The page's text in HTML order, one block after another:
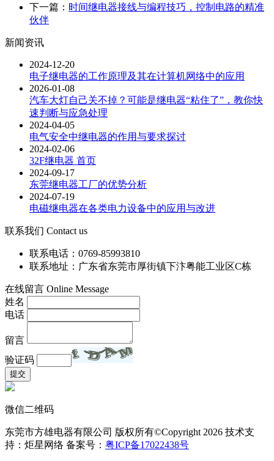
下一篇： 时间继电器接线与编程技巧，控制电路的精准
伙伴
新闻资讯
2024-12-20
电子继电器的工作原理及其在计算机网络中的应用
2026-01-08
汽车大灯自己关不掉？可能是继电器“粘住了”，教你快
速判断与应急处理
2024-04-05
电气安全中继电器的作用与要求探讨
2024-02-06
32F继电器 首页
2024-09-17
东莞继电器工厂的优势分析
2024-07-19
电磁继电器在各类电力设备中的应用与改进
联系我们 Contact us
联系电话：0769-85993810
联系地址：广东省东莞市厚街镇下汴粤能工业区C栋
在线留言 Online Message
姓名
电话
留言
验证码
微信二维码
东莞市方雄电器有限公司 版权所有©Copyright 2026 技术支
持：炬星网络 备案号： 粤ICP备17022438号